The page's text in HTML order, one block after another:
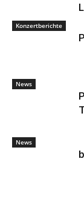
Konzertberichte
News
News